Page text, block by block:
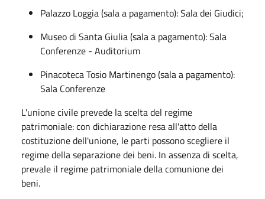
Palazzo Loggia (sala a pagamento): Sala dei Giudici;
Museo di Santa Giulia (sala a pagamento): Sala
Conferenze - Auditorium
Pinacoteca Tosio Martinengo (sala a pagamento):
Sala Conferenze
L'unione civile prevede la scelta del regime
patrimoniale: con dichiarazione resa all'atto della
costituzione dell'unione, le parti possono scegliere il
regime della separazione dei beni. In assenza di scelta,
prevale il regime patrimoniale della comunione dei
beni.